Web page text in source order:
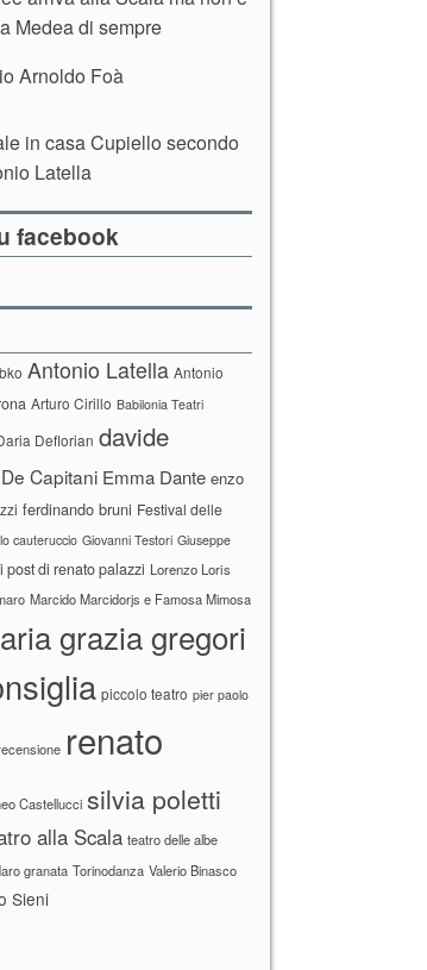
Medea di sempre
Arnoldo Foà
in casa Cupiello secondo
Latella
facebook
Antonio Latella Antonio
Arturo Cirillo Babilonia Teatri
Deflorian davide
Capitani Emma Dante enzo
ferdinando bruni Festival delle
cauteruccio Giovanni Testori Giuseppe
i post di renato palazzi Lorenzo Loris
Marcido Marcidorjs e Famosa Mimosa
grazia gregori
piccolo teatro pier paolo
renato
Castellucci silvia poletti
alla Scala teatro delle albe
granata Torinodanza Valerio Binasco
Sieni